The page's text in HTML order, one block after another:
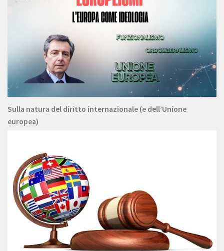
Sulla natura del diritto internazionale (e dell’Unione
europea)